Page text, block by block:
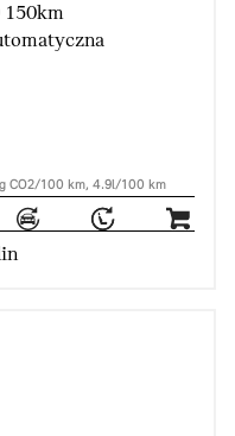
150km
CO2/100 km, 4.9l/100 km